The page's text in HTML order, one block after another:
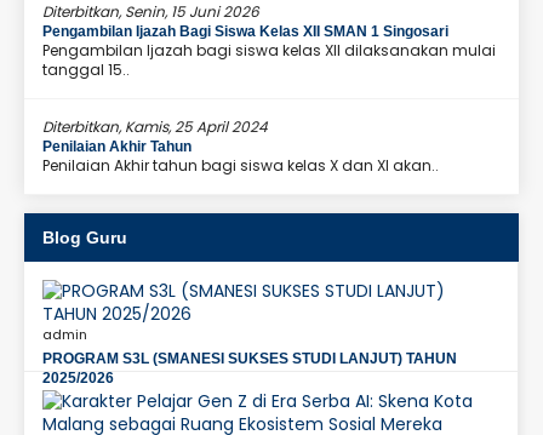
Diterbitkan, Senin, 15 Juni 2026
Pengambilan Ijazah Bagi Siswa Kelas XII SMAN 1 Singosari
Pengambilan Ijazah bagi siswa kelas XII dilaksanakan mulai
tanggal 15..
Diterbitkan, Kamis, 25 April 2024
Penilaian Akhir Tahun
Penilaian Akhir tahun bagi siswa kelas X dan XI akan..
Blog Guru
admin
PROGRAM S3L (SMANESI SUKSES STUDI LANJUT) TAHUN
2025/2026